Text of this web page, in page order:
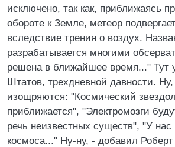
исключено, так как, приближаясь
обороте к Земле, метеор
вследствие трения о воздух.
разрабатывается многими
решена в ближайшее время..." Тут
Штатов, трехдневной давности.
изощряются: "Космический
приближается", "Электромозги
речь неизвестных существ", "У нас
космоса..." Ну-ну, - добавил Роберт